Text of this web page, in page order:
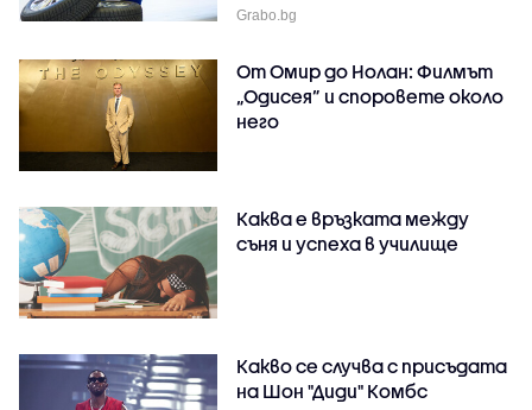
Grabo.bg
От Омир до Нолан: Филмът
„Одисея” и споровете около
него
Каква е връзката между
съня и успеха в училище
Какво се случва с присъдата
на Шон "Диди" Комбс